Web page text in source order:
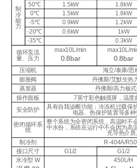
制
冷
能
力
50℃
1.5kW 1.8kW
0℃
1.5kW 1.8kW
-5℃
0.9kW 1.2kW
-20℃
0.6kW 1kW
-35℃
0.3kW
循环泵流
量、压力
max10L/min
0.8bar
max10L/
0.8bar
压缩机
海立/泰康/思
膨胀阀
丹佛斯/艾默生热
蒸发器
丹佛斯/高力板
操作面板
7英寸彩色触摸屏，温度
安全防护
具有自我诊断功能；冷冻机过载保
电器、热保护装置等多种
密闭循环系
统
整个系统为全密闭系统，高温时不
中水份，系统在运行中不会因为高
充导热介质
制冷剂
R-404A/
接口尺寸
G1/2 G1/2
水冷型 W
450L/H